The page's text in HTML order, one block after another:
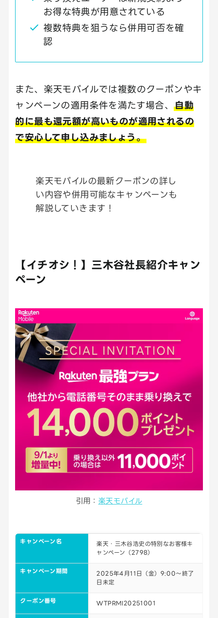
お得な特典が用意されている
複数特典を狙うなら併用可否を確
認
また、楽天モバイルでは複数のクーポンやキ
ャンペーンの適用条件を満たす場合、自動
的に最も還元額が高いものが適用されるの
で安心して申し込みましょう。
楽天モバイルの最新クーポンの詳し
い内容や併用可能なキャンペーンも
解説していきます！
【イチオシ！】三木谷社長紹介キャン
ペーン
引用： 楽天モバイル
キャンペーン名
楽天・三木谷浩史の特別なお客様キ
ャンペーン（2798）
キャンペーン期間
2025年4月11日（金）9:00～終了
日未定
クーポン番号 WTPRMI20251001